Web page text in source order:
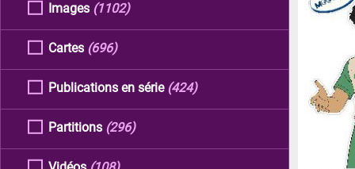
Images (1102)
Cartes (696)
Publications en série (424)
Partitions (296)